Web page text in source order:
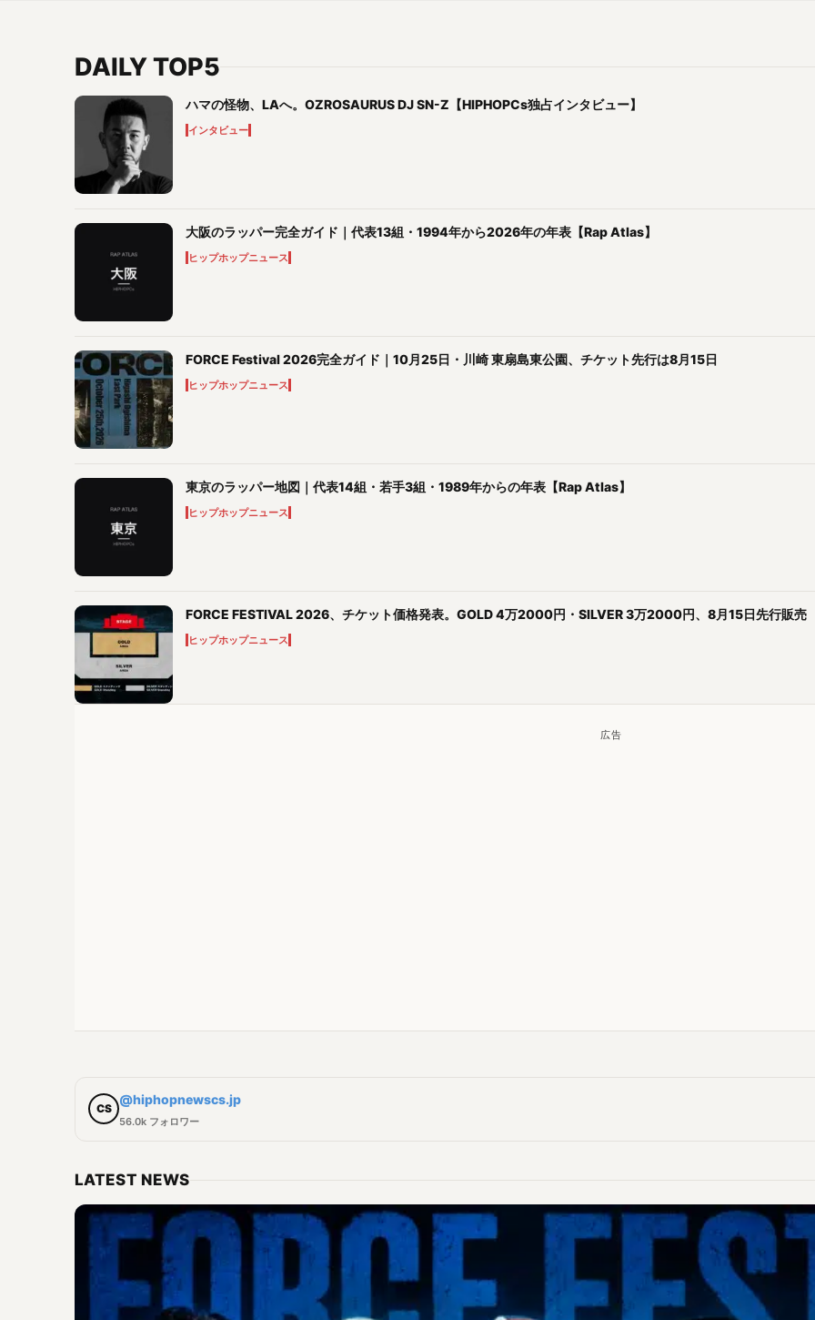
DAILY TOP5
ハマの怪物、LAへ。OZROSAURUS DJ SN-Z【HIPHOPCs独占インタビュー】
インタビュー
大阪のラッパー完全ガイド｜代表13組・1994年から2026年の年表【Rap Atlas】
ヒップホップニュース
FORCE Festival 2026完全ガイド｜10月25日・川崎 東扇島東公園、チケット先行は8月15日
ヒップホップニュース
東京のラッパー地図｜代表14組・若手3組・1989年からの年表【Rap Atlas】
ヒップホップニュース
FORCE FESTIVAL 2026、チケット価格発表。GOLD 4万2000円・SILVER 3万2000円、8月15日先行販売
ヒップホップニュース
広告
CS
@hiphopnewscs.jp
56.0k フォロワー
LATEST NEWS